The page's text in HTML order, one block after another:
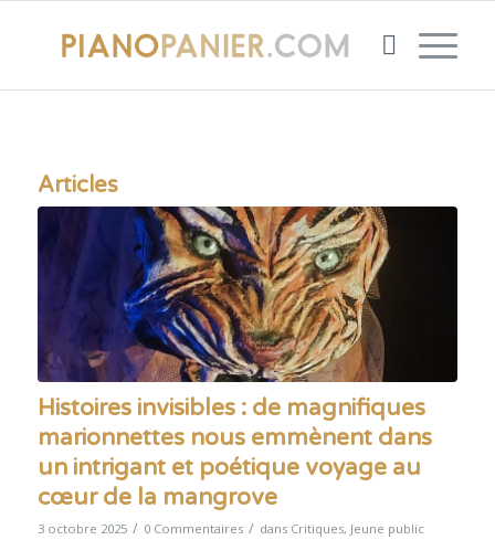
Articles
Histoires invisibles : de magnifiques
marionnettes nous emmènent dans
un intrigant et poétique voyage au
cœur de la mangrove
3 octobre 2025 / 0 Commentaires / dans Critiques, Jeune public